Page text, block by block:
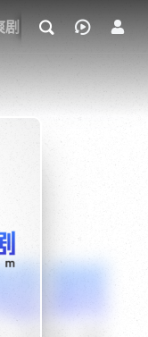
剧 玄幻武侠 奇幻